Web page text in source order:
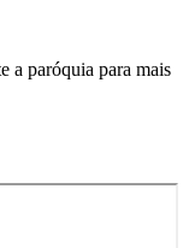
a paróquia para mais